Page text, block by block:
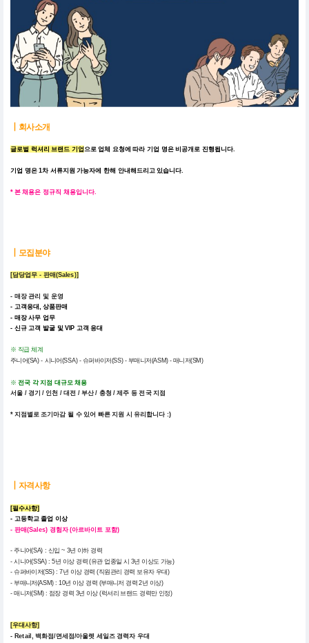
회사소개
글로벌 럭셔리 브랜드 기업으로 업체 요청에 따라 기업 명은 비공개로 진행됩니다.
기업 명은 1차 서류지원 가능자에 한해 안내해드리고 있습니다.
* 본 채용은 정규직 채용입니다.
모집분야
[담당업무 - 판매(Sales)]
- 매장 관리 및 운영
- 고객응대, 상품판매
- 매장 사무 업무
- 신규 고객 발굴 및 VIP 고객 응대
※ 직급 체계
주니어(SA) - 시니어(SSA) - 슈퍼바이저(SS) - 부매니저(ASM) - 매니저(SM)
※ 전국 각 지점 대규모 채용
서울 / 경기 / 인천 / 대전 / 부산 / 충청 / 제주 등 전국 지점
* 지점별로 조기마감 될 수 있어 빠른 지원 시 유리합니다 :)
자격사항
[필수사항]
- 고등학교 졸업 이상
- 판매(Sales) 경험자 (아르바이트 포함)
- 주니어(SA) : 신입 ~ 3년 이하 경력
- 시니어(SSA) : 5년 이상 경력 (유관 업종일 시 3년 이상도 가능)
- 슈퍼바이저(SS) : 7년 이상 경력 (직원관리 경력 보유자 우대)
- 부매니저(ASM) : 10년 이상 경력 (부매니저 경력 2년 이상)
- 매니저(SM) : 점장 경력 3년 이상 (럭셔리 브랜드 경력만 인정)
[우대사항]
- Retail, 백화점/면세점/아울렛 세일즈 경력자 우대